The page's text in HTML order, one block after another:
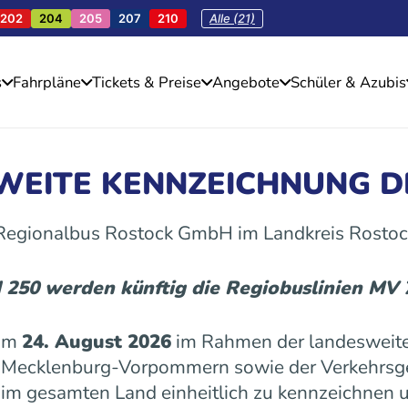
202 204 205 207 210 Alle (21)
Fahrpläne Tickets & Preise Angebote Schüler & Azubis
KENNZEICHNUNG
Rostock GmbH im Landkreis
werden künftig die Regiobuslinien MV
24. August 2026 im Rahmen der
Vorpommern sowie der
gesamten Land einheitlich zu kennzeichnen